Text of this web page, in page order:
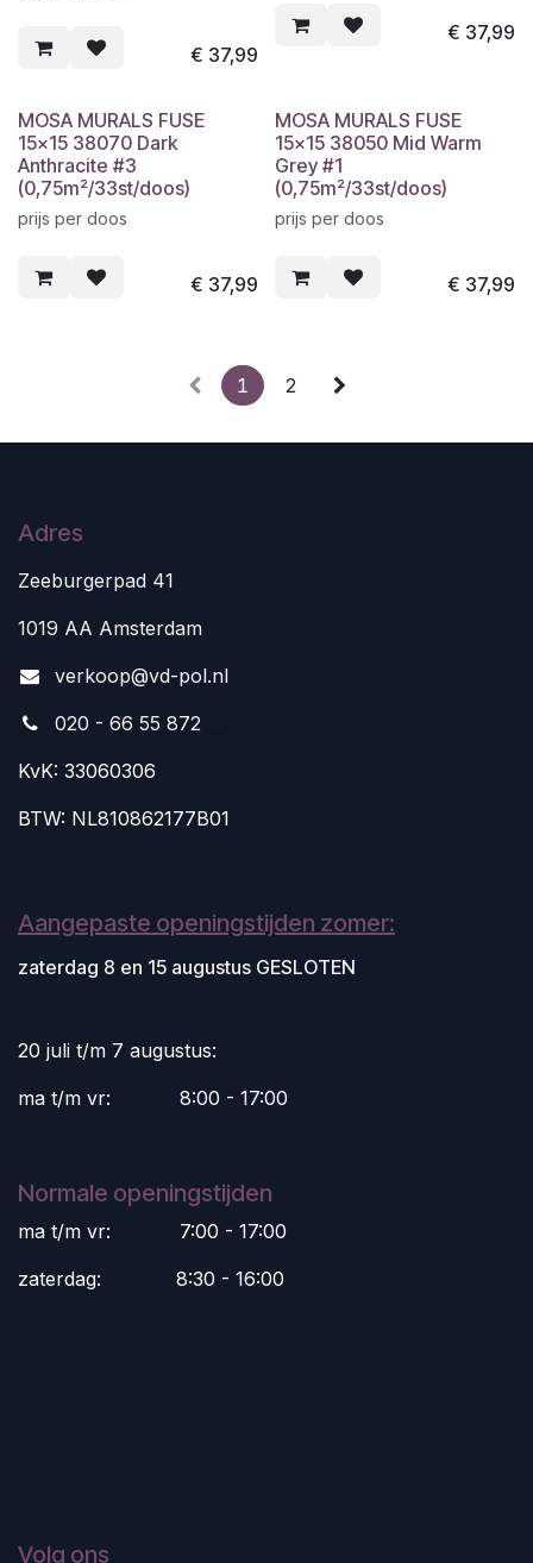
€ 37,99
€ 37,99
MOSA MURALS FUSE
15x15 38070 Dark
Anthracite #3
(0,75m²/33st/doos)
prijs per doos
€ 37,99
MOSA MURALS FUSE
15x15 38050 Mid Warm
Grey #1
(0,75m²/33st/doos)
prijs per doos
€ 37,99
1 2
Adres
Zeeburgerpad 41
1019 AA Amsterdam
verkoop@vd-pol.nl
020 - 66 55 872
KvK: 33060306
BTW: NL810862177B01
Aangepaste openingstijden zomer:
zaterdag 8 en 15 augustus GESLOTEN
20 juli t/m 7 augustus:
ma t/m vr:
​8:00 - 17:00
Normale openingstijden
ma t/m vr:
​7:00 - 17:00
zaterdag:
​8:30 - 16:00
Volg ons